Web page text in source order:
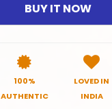
BUY IT NOW
100%
AUTHENTIC
LOVED IN
INDIA